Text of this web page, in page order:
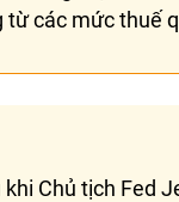
các mức thuế
Chủ tịch Fed